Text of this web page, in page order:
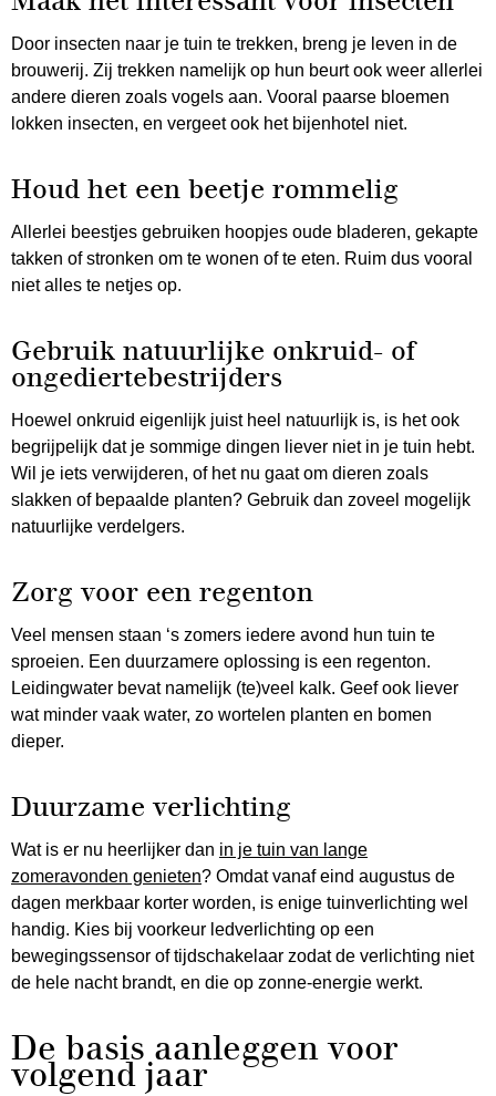
Door insecten naar je tuin te trekken, breng je leven in de
brouwerij. Zij trekken namelijk op hun beurt ook weer allerlei
andere dieren zoals vogels aan. Vooral paarse bloemen
lokken insecten, en vergeet ook het bijenhotel niet.
Houd het een beetje rommelig
Allerlei beestjes gebruiken hoopjes oude bladeren, gekapte
takken of stronken om te wonen of te eten. Ruim dus vooral
niet alles te netjes op.
Gebruik natuurlijke onkruid- of
ongediertebestrijders
Hoewel onkruid eigenlijk juist heel natuurlijk is, is het ook
begrijpelijk dat je sommige dingen liever niet in je tuin hebt.
Wil je iets verwijderen, of het nu gaat om dieren zoals
slakken of bepaalde planten? Gebruik dan zoveel mogelijk
natuurlijke verdelgers.
Zorg voor een regenton
Veel mensen staan ‘s zomers iedere avond hun tuin te
sproeien. Een duurzamere oplossing is een regenton.
Leidingwater bevat namelijk (te)veel kalk. Geef ook liever
wat minder vaak water, zo wortelen planten en bomen
dieper.
Duurzame verlichting
Wat is er nu heerlijker dan in je tuin van lange
zomeravonden genieten? Omdat vanaf eind augustus de
dagen merkbaar korter worden, is enige tuinverlichting wel
handig. Kies bij voorkeur ledverlichting op een
bewegingssensor of tijdschakelaar zodat de verlichting niet
de hele nacht brandt, en die op zonne-energie werkt.
De basis aanleggen voor
volgend jaar